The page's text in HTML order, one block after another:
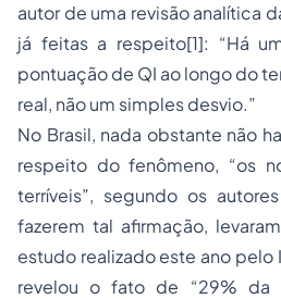
autor de uma revisão analítica
já feitas a respeito[1]: “Há
pontuação de QI ao longo do
real, não um simples desvio.”
No Brasil, nada obstante não
respeito do fenômeno, “os
terríveis”, segundo os
fazerem tal afirmação,
estudo realizado este ano
revelou o fato de “29% da